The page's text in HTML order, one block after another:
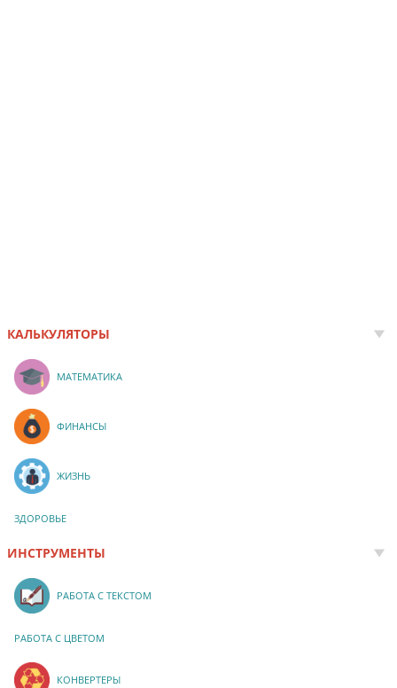
КАЛЬКУЛЯТОРЫ
МАТЕМАТИКА
ФИНАНСЫ
ЖИЗНЬ
ЗДОРОВЬЕ
ИНСТРУМЕНТЫ
РАБОТА С ТЕКСТОМ
РАБОТА С ЦВЕТОМ
КОНВЕРТЕРЫ